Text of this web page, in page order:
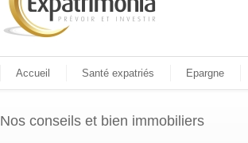
Accueil Santé expatriés Epargne
Nos conseils et bien immobiliers